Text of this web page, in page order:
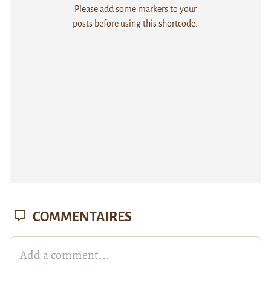
Please add some markers to your
posts before using this shortcode.
COMMENTAIRES